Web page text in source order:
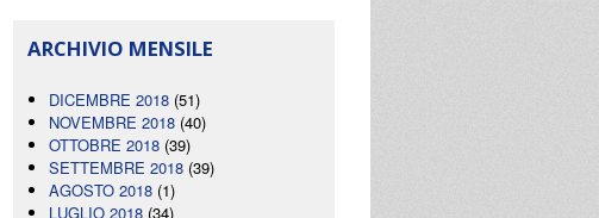
ARCHIVIO MENSILE
DICEMBRE 2018 (51)
NOVEMBRE 2018 (40)
OTTOBRE 2018 (39)
SETTEMBRE 2018 (39)
AGOSTO 2018 (1)
LUGLIO 2018 (34)